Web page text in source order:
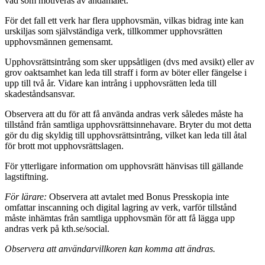
För det fall ett verk har flera upphovsmän, vilkas bidrag inte kan
urskiljas som självständiga verk, tillkommer upphovsrätten
upphovsmännen gemensamt.
Upphovsrättsintrång som sker uppsåtligen (dvs med avsikt) eller av
grov oaktsamhet kan leda till straff i form av böter eller fängelse i
upp till två år. Vidare kan intrång i upphovsrätten leda till
skadeståndsansvar.
Observera att du för att få använda andras verk således måste ha
tillstånd från samtliga upphovsrättsinnehavare. Bryter du mot detta
gör du dig skyldig till upphovsrättsintrång, vilket kan leda till åtal
för brott mot upphovsrättslagen.
För ytterligare information om upphovsrätt hänvisas till gällande
lagstiftning.
För lärare: Observera att avtalet med Bonus Presskopia inte
omfattar inscanning och digital lagring av verk, varför tillstånd
måste inhämtas från samtliga upphovsmän för att få lägga upp
andras verk på kth.se/social.
Observera att användarvillkoren kan komma att ändras.